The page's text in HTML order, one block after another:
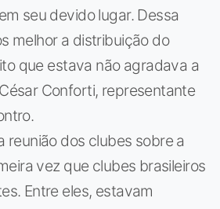
seu devido lugar. Dessa
melhor a distribuição do
que estava não agradava a
Conforti, representante
reunião dos clubes sobre a
vez que clubes brasileiros
Entre eles, estavam